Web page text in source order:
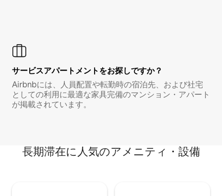
サービスアパートメントをお探しですか？
Airbnbには、人員配置や転勤時の宿泊先、および社宅
としての利用に最適な家具完備のマンション・アパート
が掲載されています。
長期滞在に人気のアメニティ・設備